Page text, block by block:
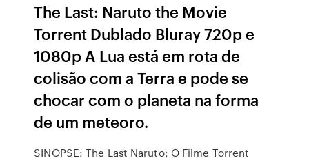
The Last: Naruto the Movie
Torrent Dublado Bluray 720p e
1080p A Lua está em rota de
colisão com a Terra e pode se
chocar com o planeta na forma
de um meteoro.
SINOPSE: The Last Naruto: O Filme Torrent